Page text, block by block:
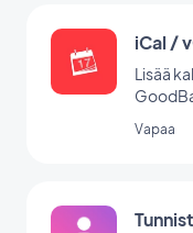
iCal /
Lisää
Vapaa